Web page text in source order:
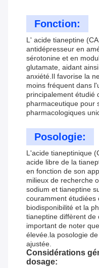
Fonction:
L' acide tianeptine
antidépresseur en
sérotonine et en
glutamate, aidant
anxiété.Il favorise la
moins fréquent dans
principalement étudié
pharmaceutique pour
pharmacologiques
Posologie:
L'acide tianeptinique
acide libre de la
en fonction de son
milieux de recherche
sodium et tianeptine
couramment étudiées
biodisponibilité et la
tianeptine diffèrent de
important de noter
élevée.la posologie
ajustée.
Considérations
dosage: